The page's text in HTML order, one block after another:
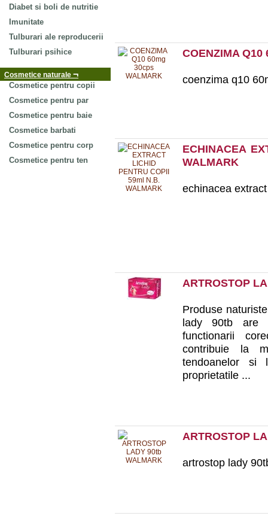
Diabet si boli de nutritie
Imunitate
Tulburari ale reproducerii
Tulburari psihice
Cosmetice naturale ¬
Cosmetice pentru copii
Cosmetice pentru par
Cosmetice pentru baie
Cosmetice barbati
Cosmetice pentru corp
Cosmetice pentru ten
COENZIMA
coenzima q10
ECHINACEA
WALMARK
echinacea
ARTROSTOP
Produse
lady 90tb are
functionarii
contribuie la
tendoanelor si
proprietatile ...
ARTROSTOP
artrostop lady